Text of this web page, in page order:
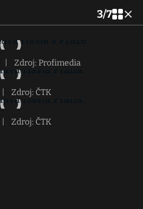
3/7
Zdroj: Profimedia
Zdroj: ČTK
Zdroj: ČTK